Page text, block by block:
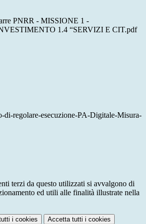
PNRR - MISSIONE 1 -
1.4 “SERVIZI E CIT.pdf
di-regolare-esecuzione-PA-Digitale-Misura-
terzi da questo utilizzati si avvalgono di
ed utili alle finalità illustrate nella
i cookies Accetta tutti i cookies